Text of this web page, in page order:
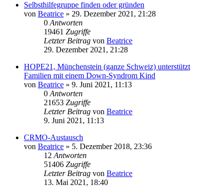
Selbsthilfegruppe finden oder gründen
von Beatrice » 29. Dezember 2021, 21:28
0 Antworten
19461 Zugriffe
Letzter Beitrag von Beatrice
29. Dezember 2021, 21:28
HOPE21, Münchenstein (ganze Schweiz) unterstützt
Familien mit einem Down-Syndrom Kind
von Beatrice » 9. Juni 2021, 11:13
0 Antworten
21653 Zugriffe
Letzter Beitrag von Beatrice
9. Juni 2021, 11:13
CRMO-Austausch
von Beatrice » 5. Dezember 2018, 23:36
12 Antworten
51406 Zugriffe
Letzter Beitrag von Beatrice
13. Mai 2021, 18:40